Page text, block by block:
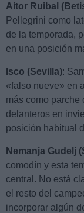
Aitor Ruibal
Pellegrini como
de la temporada,
en una posición
Isco (Sevilla):
«falso nueve» en
más como parche
delanteros en
posición habitual
Nemanja Gudelj
comodín y esta
central. No está
el resto del
incorporar algún